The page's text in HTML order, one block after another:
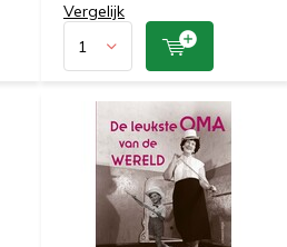
Vergelijk